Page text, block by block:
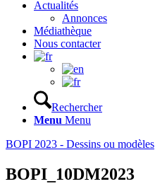
Actualités
Annonces
Médiathèque
Nous contacter
Rechercher
Menu Menu
BOPI 2023 - Dessins ou modèles
BOPI_10DM2023